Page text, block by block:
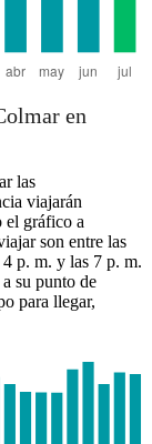
en
las
viajarán
el gráfico a
son entre las
p. m. y las 7 p. m.
su punto de
para llegar,